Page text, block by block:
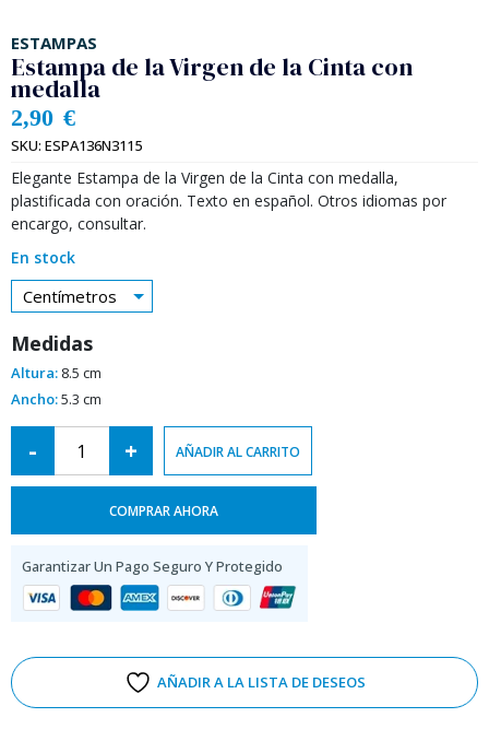
ESTAMPAS
Estampa de la Virgen de la Cinta con
medalla
2,90 €
SKU: ESPA136N3115
Elegante Estampa de la Virgen de la Cinta con medalla,
plastificada con oración. Texto en español. Otros idiomas por
encargo, consultar.
En stock
Centímetros
Medidas
Altura: 8.5 cm
Ancho:5.3 cm
- + AÑADIR AL CARRITO
COMPRAR AHORA
Garantizar Un Pago Seguro Y Protegido
Alternative:
AÑADIR A LA LISTA DE DESEOS